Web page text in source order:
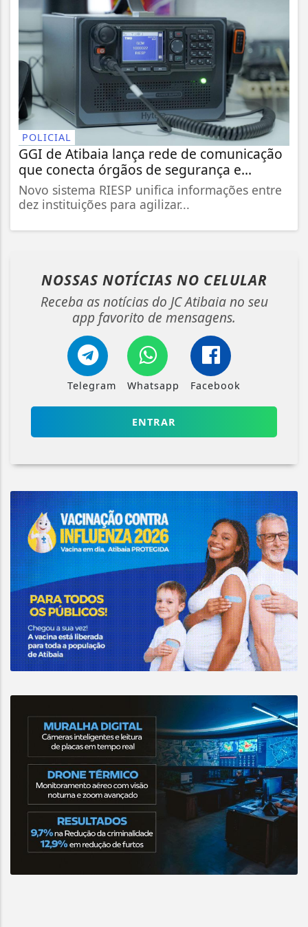
POLICIAL
GGI de Atibaia lança rede de comunicação
que conecta órgãos de segurança e...
Novo sistema RIESP unifica informações entre
dez instituições para agilizar...
NOSSAS NOTÍCIAS NO CELULAR
Receba as notícias do JC Atibaia no seu
app favorito de mensagens.
Telegram Whatsapp Facebook
ENTRAR